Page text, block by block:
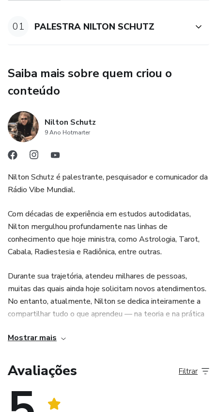
2h.
* O prazo de acesso a palestra é de 365 dias.
*É necessário ter conexão com a internet para assistir a
palestra. Não é possível fazer download dos vídeos.
01 PALESTRA NILTON SCHUTZ
Saiba mais sobre quem criou o
conteúdo
Nilton Schutz
9 Ano Hotmarter
Nilton Schutz é palestrante, pesquisador e comunicador da
Rádio Vibe Mundial.
Com décadas de experiência em estudos autodidatas,
Nilton mergulhou profundamente nas linhas de
conhecimento que hoje ministra, como Astrologia, Tarot,
Cabala, Radiestesia e Radiônica, entre outras.
Durante sua trajetória, atendeu milhares de pessoas,
muitas das quais ainda hoje solicitam novos atendimentos.
No entanto, atualmente, Nilton se dedica inteiramente a
compartilhar tudo o que aprendeu — na teoria e na prática
formato online, onde desenvolveu uma metodologia
aplicação prática do que aprende.
Sua missão é conscientizar as pessoas para que saibam
viver o conhecimento no cotidiano, transformando teoria
Mostrar mais
Avaliações Filtrar